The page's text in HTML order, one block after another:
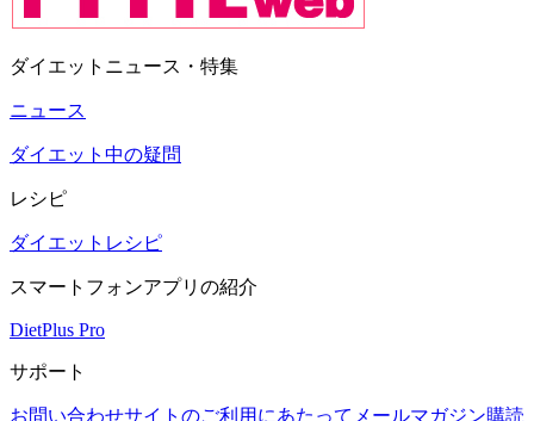
ダイエットニュース・特集
ニュース
ダイエット中の疑問
レシピ
ダイエットレシピ
スマートフォンアプリの紹介
DietPlus Pro
サポート
お問い合わせサイトのご利用にあたって メールマガジン購読